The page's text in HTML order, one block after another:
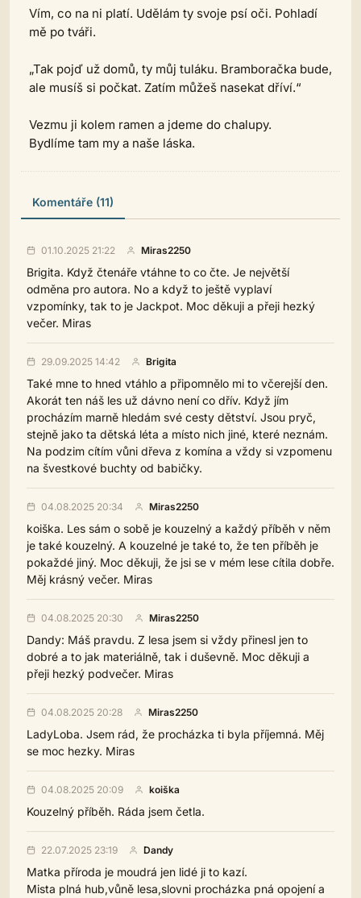
Vím, co na ni platí. Udělám ty svoje psí oči. Pohladí
mě po tváři.
„Tak pojď už domů, ty můj tuláku. Bramboračka bude,
ale musíš si počkat. Zatím můžeš nasekat dříví.“
Vezmu ji kolem ramen a jdeme do chalupy.
Bydlíme tam my a naše láska.
Komentáře (11)
01.10.2025 21:22 Miras2250
Brigita. Když čtenáře vtáhne to co čte. Je největší
odměna pro autora. No a když to ještě vyplaví
vzpomínky, tak to je Jackpot. Moc děkuji a přeji hezký
večer. Miras
29.09.2025 14:42 Brigita
Také mne to hned vtáhlo a připomnělo mi to včerejší den.
Akorát ten náš les už dávno není co dřív. Když jím
procházím marně hledám své cesty dětství. Jsou pryč,
stejně jako ta dětská léta a místo nich jiné, které neznám.
Na podzim cítím vůni dřeva z komína a vždy si vzpomenu
na švestkové buchty od babičky.
04.08.2025 20:34 Miras2250
koiška. Les sám o sobě je kouzelný a každý příběh v něm
je také kouzelný. A kouzelné je také to, že ten příběh je
pokaždé jiný. Moc děkuji, že jsi se v mém lese cítila dobře.
Měj krásný večer. Miras
04.08.2025 20:30 Miras2250
Dandy: Máš pravdu. Z lesa jsem si vždy přinesl jen to
dobré a to jak materiálně, tak i duševně. Moc děkuji a
přeji hezký podvečer. Miras
04.08.2025 20:28 Miras2250
LadyLoba. Jsem rád, že procházka ti byla příjemná. Měj
se moc hezky. Miras
04.08.2025 20:09 koiška
Kouzelný příběh. Ráda jsem četla.
22.07.2025 23:19 Dandy
Matka příroda je moudrá jen lidé ji to kazí.
Mista plná hub,vůně lesa,slovni procházka pná opojení a